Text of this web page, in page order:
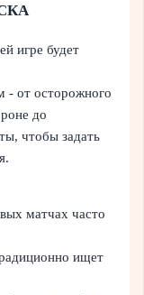
игре будет
- от осторожного
до
чтобы задать
матчах часто
ищет